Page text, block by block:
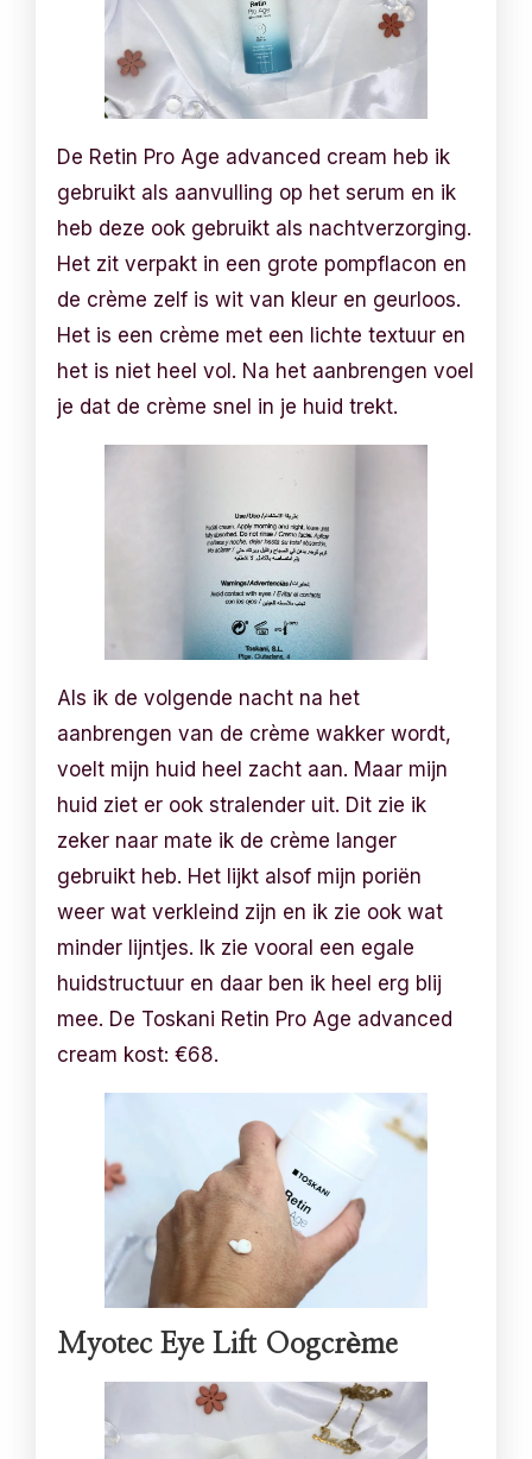
De Retin Pro Age advanced cream heb ik
gebruikt als aanvulling op het serum en ik
heb deze ook gebruikt als nachtverzorging.
Het zit verpakt in een grote pompflacon en
de crème zelf is wit van kleur en geurloos.
Het is een crème met een lichte textuur en
het is niet heel vol. Na het aanbrengen voel
je dat de crème snel in je huid trekt.
Als ik de volgende nacht na het
aanbrengen van de crème wakker wordt,
voelt mijn huid heel zacht aan. Maar mijn
huid ziet er ook stralender uit. Dit zie ik
zeker naar mate ik de crème langer
gebruikt heb. Het lijkt alsof mijn poriën
weer wat verkleind zijn en ik zie ook wat
minder lijntjes. Ik zie vooral een egale
huidstructuur en daar ben ik heel erg blij
mee. De Toskani Retin Pro Age advanced
cream kost: €68.
Myotec Eye Lift Oogcrème